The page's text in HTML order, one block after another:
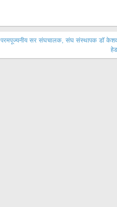
परमपूज्यनीय सर संघचालक, संघ संस्थापक डॉ केशव